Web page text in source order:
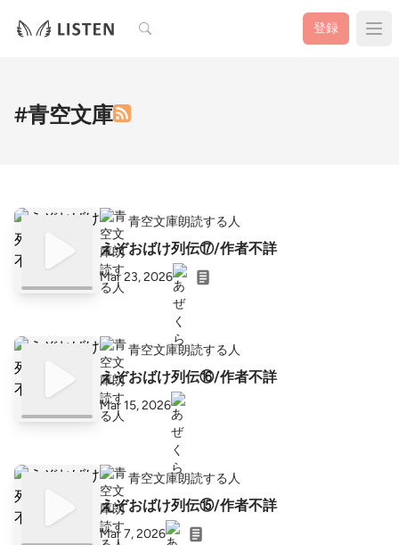
検索 登録
#青空文庫
青空文庫朗読する人
えぞおばけ列伝⑰/作者不詳
Mar 23, 2026
青空文庫朗読する人
えぞおばけ列伝⑯/作者不詳
Mar 15, 2026
青空文庫朗読する人
えぞおばけ列伝⑮/作者不詳
Mar 7, 2026